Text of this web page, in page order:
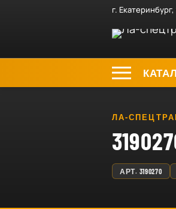
г.
ЛА-
АРТ. 3190270